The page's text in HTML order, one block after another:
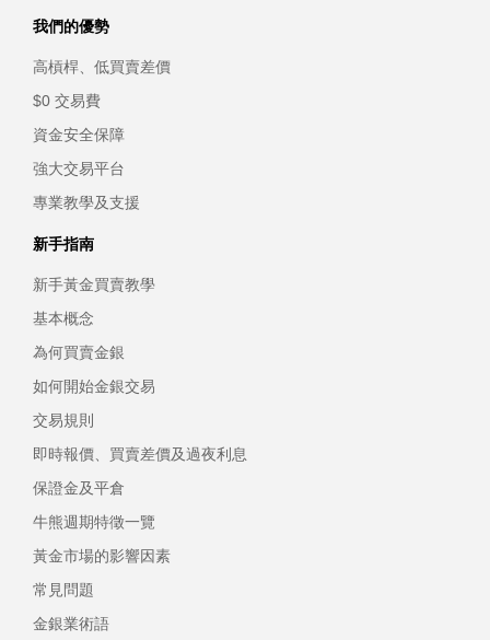
我們的優勢
高槓桿、低買賣差價
$0 交易費
資金安全保障
強大交易平台
專業教學及支援
新手指南
新手黃金買賣教學
基本概念
為何買賣金銀
如何開始金銀交易
交易規則
即時報價、買賣差價及過夜利息
保證金及平倉
牛熊週期特徵一覽
黃金市場的影響因素
常見問題
金銀業術語